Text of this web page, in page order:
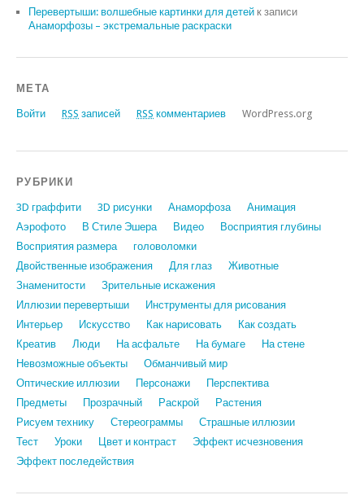
Перевертыши: волшебные картинки для детей к записи
Анаморфозы – экстремальные раскраски
МЕТА
Войти RSS записей RSS комментариев WordPress.org
РУБРИКИ
3D граффити 3D рисунки Анаморфоза
Анимация
Аэрофото
В Стиле Эшера Видео
Восприятия глубины
Восприятия размера
головоломки
Двойственные изображения
Для глаз
Животные
Знаменитости
Зрительные искажения
Иллюзии перевертыши
Инструменты для рисования
Интерьер
Искусство Как нарисовать
Как создать
Креатив
Люди На асфальте На бумаге
На стене
Невозможные объекты
Обманчивый мир
Оптические иллюзии
Персонажи
Перспектива
Предметы
Прозрачный Раскрой
Растения
Рисуем технику
Стереограммы
Страшные иллюзии
Тест
Уроки Цвет и контраст
Эффект исчезновения
Эффект последействия